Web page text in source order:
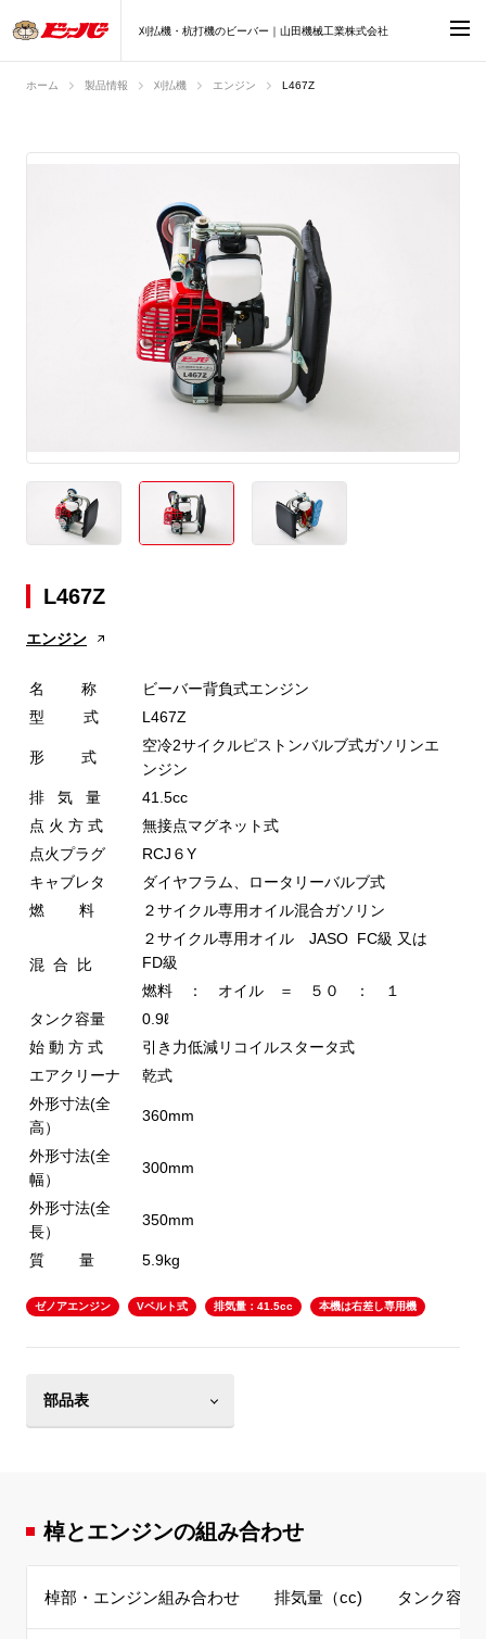
刈払機・杭打機のビーバー｜山田機械工業株式会社
ホーム 製品情報 刈払機 エンジン L467Z
L467Z
エンジン
名 称
ビーバー背負式エンジン
型 式
L467Z
形 式
空冷2サイクルピストンバルブ式ガソリンエ
ンジン
排 気 量
41.5cc
点 火 方 式
無接点マグネット式
点火プラグ
RCJ６Y
キャブレタ
ダイヤフラム、ロータリーバルブ式
燃 料
２サイクル専用オイル混合ガソリン
混 合 比
２サイクル専用オイル JASO FC級 又は
FD級
燃料 ： オイル ＝ ５０ ： １
タンク容量
0.9ℓ
始 動 方 式
引き力低減リコイルスタータ式
エアクリーナ
乾式
外形寸法(全
高）
360mm
外形寸法(全
幅）
300mm
外形寸法(全
長）
350mm
質 量 5.9kg
ゼノアエンジン Vベルト式 排気量：41.5cc 本機は右差し専用機
部品表
棹とエンジンの組み合わせ
棹部・エンジン組み合わせ 排気量（cc) タンク容量